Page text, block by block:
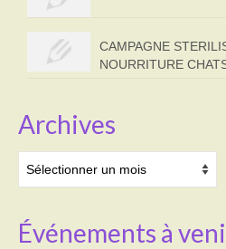
CAMPAGNE
NOURRITURE
Archives
Événements à